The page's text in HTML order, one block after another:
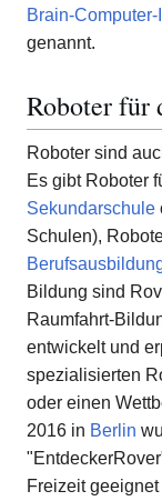
Brain-
genannt.
Roboter für
Roboter sind
Es gibt Roboter
Sekundarschule
Schulen),
Bildung sind
Raumfahrt-
entwickelt und
spezialisierten
oder einen
2016 in Berlin
Freizeit